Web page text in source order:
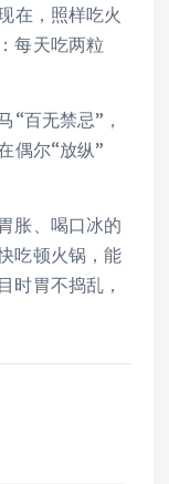
在，照样吃火
每天吃两粒
“百无禁忌”，
偶尔“放纵”
胀、喝口冰的
吃顿火锅，能
时胃不捣乱，